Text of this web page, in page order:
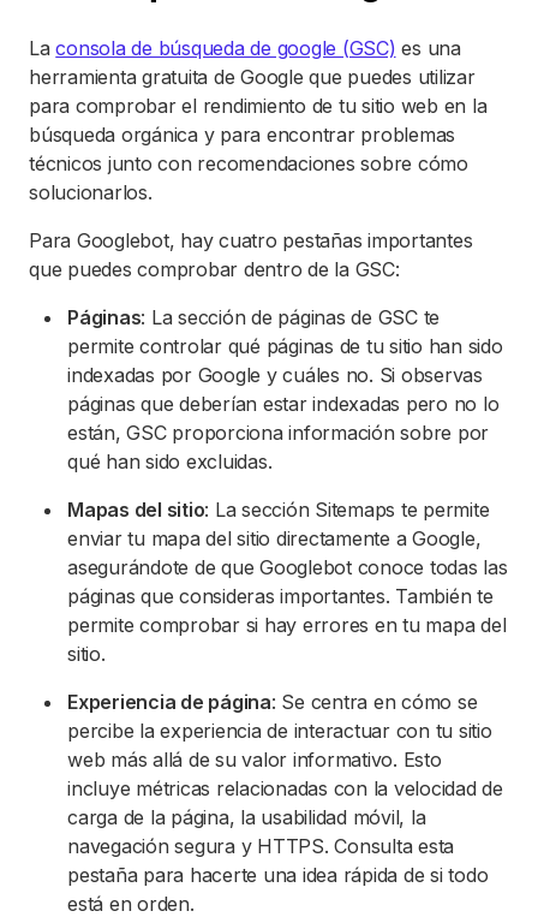
Laconsola de búsqueda de google (GSC) es una
herramienta gratuita de Google que puedes utilizar
para comprobar el rendimiento de tu sitio web en la
búsqueda orgánica y para encontrar problemas
técnicos junto con recomendaciones sobre cómo
solucionarlos.
Para Googlebot, hay cuatro pestañas importantes
que puedes comprobar dentro de la GSC:
Páginas: La sección de páginas de GSC te
permite controlar qué páginas de tu sitio han sido
indexadas por Google y cuáles no. Si observas
páginas que deberían estar indexadas pero no lo
están, GSC proporciona información sobre por
qué han sido excluidas.
Mapas del sitio: La sección Sitemaps te permite
enviar tu mapa del sitio directamente a Google,
asegurándote de que Googlebot conoce todas las
páginas que consideras importantes. También te
permite comprobar si hay errores en tu mapa del
sitio.
Experiencia de página: Se centra en cómo se
percibe la experiencia de interactuar con tu sitio
web más allá de su valor informativo. Esto
incluye métricas relacionadas con la velocidad de
carga de la página, la usabilidad móvil, la
navegación segura y HTTPS. Consulta esta
pestaña para hacerte una idea rápida de si todo
está en orden.